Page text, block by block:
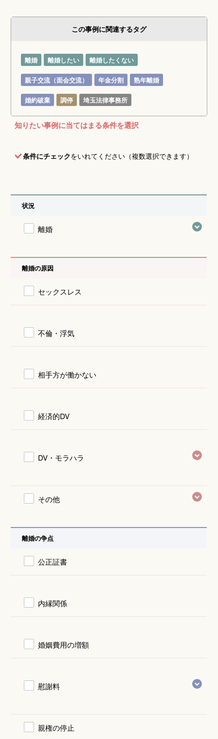
この事例に関連するタグ
離婚 離婚したい 離婚したくない
親子交流（面会交流） 年金分割 熟年離婚
婚約破棄 調停 埼玉法律事務所
知りたい事例に当てはまる条件を選択
条件にチェックをいれてください（複数選択できます）
状況
離婚
離婚の原因
セックスレス
不倫・浮気
相手方が働かない
経済的DV
DV・モラハラ
その他
離婚の争点
公正証書
内縁関係
婚姻費用の増額
慰謝料
親権の停止